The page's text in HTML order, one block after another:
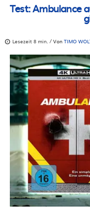
Test: Ambulance
Lesezeit 8 min. Von TIMO